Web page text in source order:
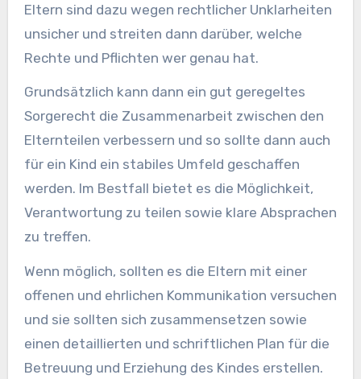
Eltern sind dazu wegen rechtlicher Unklarheiten
unsicher und streiten dann darüber, welche
Rechte und Pflichten wer genau hat.
Grundsätzlich kann dann ein gut geregeltes
Sorgerecht die Zusammenarbeit zwischen den
Elternteilen verbessern und so sollte dann auch
für ein Kind ein stabiles Umfeld geschaffen
werden. Im Bestfall bietet es die Möglichkeit,
Verantwortung zu teilen sowie klare Absprachen
zu treffen.
Wenn möglich, sollten es die Eltern mit einer
offenen und ehrlichen Kommunikation versuchen
und sie sollten sich zusammensetzen sowie
einen detaillierten und schriftlichen Plan für die
Betreuung und Erziehung des Kindes erstellen.